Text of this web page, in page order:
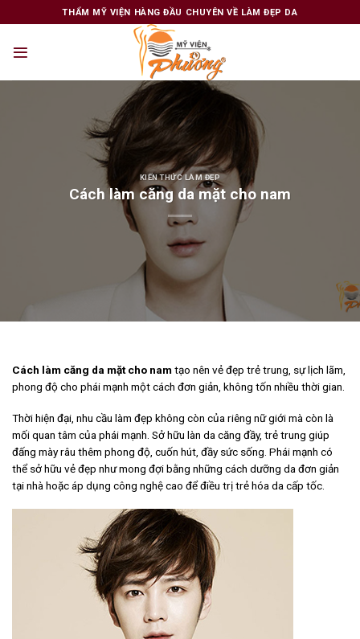
to
THẨM MỸ VIỆN HÀNG ĐẦU CHUYÊN VỀ LÀM ĐẸP DA
KIẾN THỨC LÀM ĐẸP
Cách làm căng da mặt cho nam
Cách làm căng da mặt cho namtạo nên vẻ đẹp trẻ trung, sự lịch lãm,
phong độ cho phái mạnh một cách đơn giản, không tốn nhiều thời gian.
Thời hiện đại, nhu cầu làm đẹp không còn của riêng nữ giới mà còn là
mối quan tâm của phái mạnh. Sở hữu làn da căng đầy, trẻ trung giúp
đấng mày râu thêm phong độ, cuốn hút, đầy sức sống. Phái mạnh có
thể sở hữu vẻ đẹp như mong đợi bằng những cách dưỡng da đơn giản
tại nhà hoặc áp dụng công nghệ cao để điều trị trẻ hóa da cấp tốc.